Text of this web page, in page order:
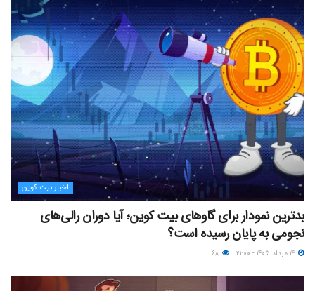
اخبار بیت کوین
بدترین نمودار برای گاوهای بیت کوین؛ آیا دوران رالی‌های
نجومی به پایان رسیده است؟